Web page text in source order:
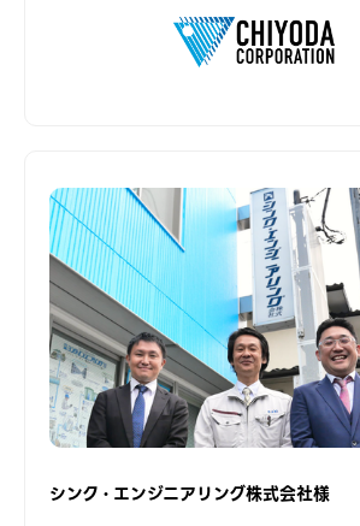
シンク・エンジニアリング株式会社様